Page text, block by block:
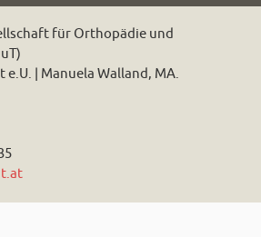
für Orthopädie und
e.U. | Manuela Walland, MA.